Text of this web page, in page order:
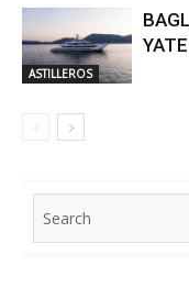
ASTILLEROS
for: